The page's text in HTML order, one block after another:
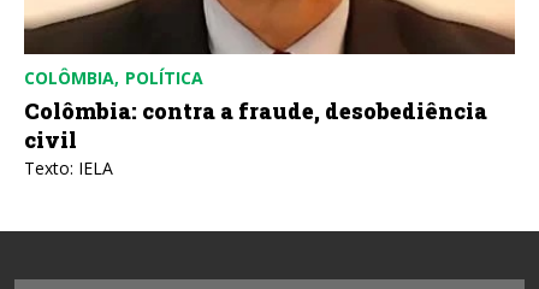
COLÔMBIA POLÍTICA
Colômbia: contra a fraude, desobediência
civil
Texto: IELA